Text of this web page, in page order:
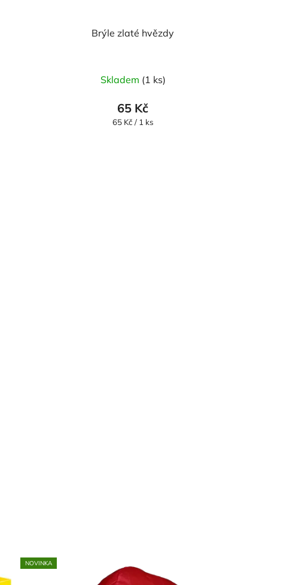
Brýle zlaté hvězdy
Skladem (1 ks)
65 Kč
Měrná
65 Kč / 1 ks
NOVINKA